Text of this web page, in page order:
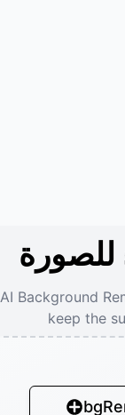
للصورة
AI Background
keep the